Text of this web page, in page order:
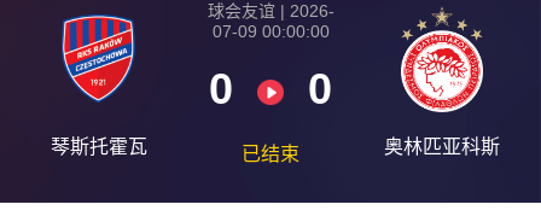
琴斯托霍瓦
球会友谊 | 2026-
07-09 00:00:00
0 0
已结束 奥林匹亚科斯